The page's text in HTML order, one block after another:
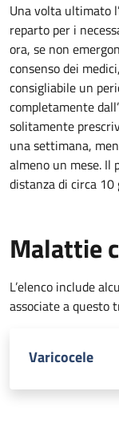
Una volta ultimato
reparto per i
ora, se non
consenso dei
consigliabile un
completamente
solitamente
una settimana,
almeno un mese. Il
distanza di circa
Malattie
L’elenco include
associate a questo
Varicocele